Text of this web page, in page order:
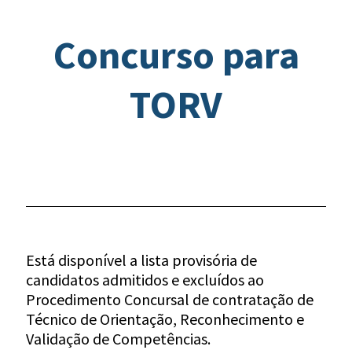
Concurso para
TORV
Está disponível a lista provisória de
candidatos admitidos e excluídos ao
Procedimento Concursal de contratação de
Técnico de Orientação, Reconhecimento e
Validação de Competências.